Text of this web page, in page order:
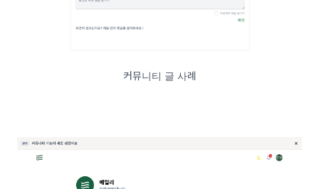
커뮤니티 글 사례